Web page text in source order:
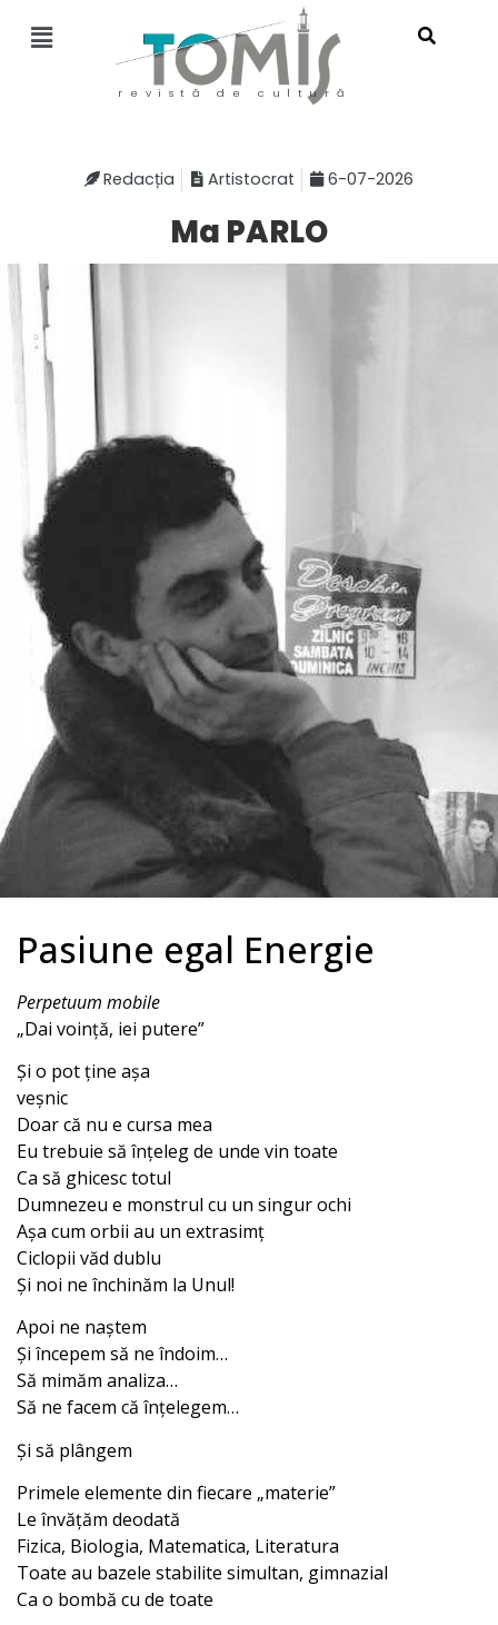
revistă de cultură
Redacția Artistocrat 6-07-2026
Ma PARLO
Pasiune egal Energie
Perpetuum mobile
„Dai voință, iei putere”
Și o pot ține așa
veșnic
Doar că nu e cursa mea
Eu trebuie să înțeleg de unde vin toate
Ca să ghicesc totul
Dumnezeu e monstrul cu un singur ochi
Așa cum orbii au un extrasimț
Ciclopii văd dublu
Și noi ne închinăm la Unul!
Apoi ne naștem
Și începem să ne îndoim…
Să mimăm analiza…
Să ne facem că înțelegem…
Și să plângem
Primele elemente din fiecare „materie”
Le învățăm deodată
Fizica, Biologia, Matematica, Literatura
Toate au bazele stabilite simultan, gimnazial
Ca o bombă cu de toate